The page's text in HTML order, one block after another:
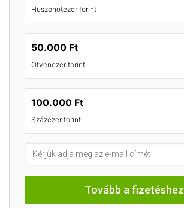
Huszonötezer forint
50.000 Ft
Ötvenezer forint
100.000 Ft
Százezer forint
Tovább a fizetéshez